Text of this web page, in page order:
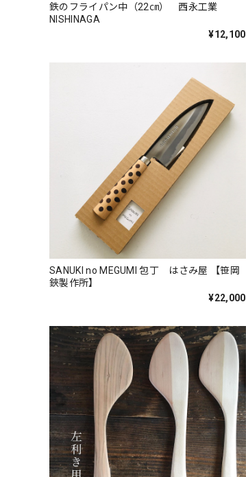
鉄のフライパン中（22㎝） 西永工業
NISHINAGA
¥12,100
SANUKI no MEGUMI 包丁 はさみ屋 【笹岡
鋏製作所】
¥22,000